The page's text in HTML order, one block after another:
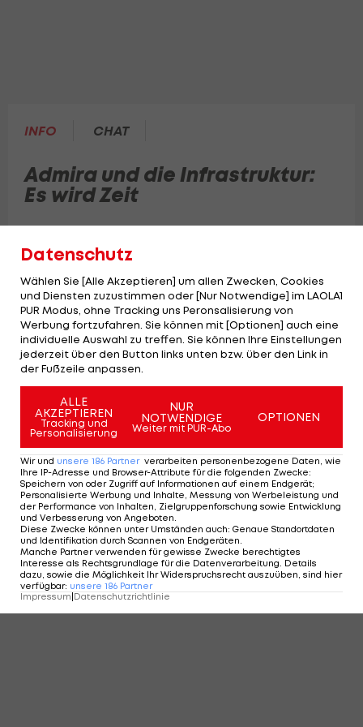
INFO CHAT
Admira und die Infrastruktur:
Es wird Zeit
Südstädter Infrastruktur.
Datenschutz
Wählen Sie [Alle Akzeptieren] um allen Zwecken, Cookies
und Diensten zuzustimmen oder [Nur Notwendige] im LAOLA1
PUR Modus, ohne Tracking uns Peronsalisierung von
Werbung fortzufahren. Sie können mit [Optionen] auch eine
individuelle Auswahl zu treffen. Sie können Ihre Einstellungen
jederzeit über den Button links unten bzw. über den Link in
der Fußzeile anpassen.
ALLE
AKZEPTIEREN
Tracking und
Personalisierung
NUR
NOTWENDIGE
Weiter mit PUR-Abo
OPTIONEN
Wir und unsere 186 Partner verarbeiten personenbezogene Daten, wie
Ihre IP-Adresse und Browser-Attribute für die folgenden Zwecke:
Speichern von oder Zugriff auf Informationen auf einem Endgerät;
Personalisierte Werbung und Inhalte, Messung von Werbeleistung und
der Performance von Inhalten, Zielgruppenforschung sowie Entwicklung
und Verbesserung von Angeboten.
Diese Zwecke können unter Umständen auch: Genaue Standortdaten
und Identifikation durch Scannen von Endgeräten.
Manche Partner verwenden für gewisse Zwecke berechtigtes
Interesse als Rechtsgrundlage für die Datenverarbeitung. Details
dazu, sowie die Möglichkeit Ihr Widerspruchsrecht auszuüben, sind hier
verfügbar: unsere 186 Partner
Impressum Datenschutzrichtlinie